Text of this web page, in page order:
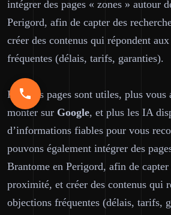
intégrer des pages « zones » autour
Perigord, afin de capter des
créer des contenus qui répondent
fréquentes (délais, tarifs, garanties).
Plus vos pages sont utiles, plus vous
monter sur Google, et plus les IA
d’informations fiables pour vous
pouvons également intégrer des
Brantome en Perigord, afin de capter
proximité, et créer des contenus qui
objections fréquentes (délais, tarifs,